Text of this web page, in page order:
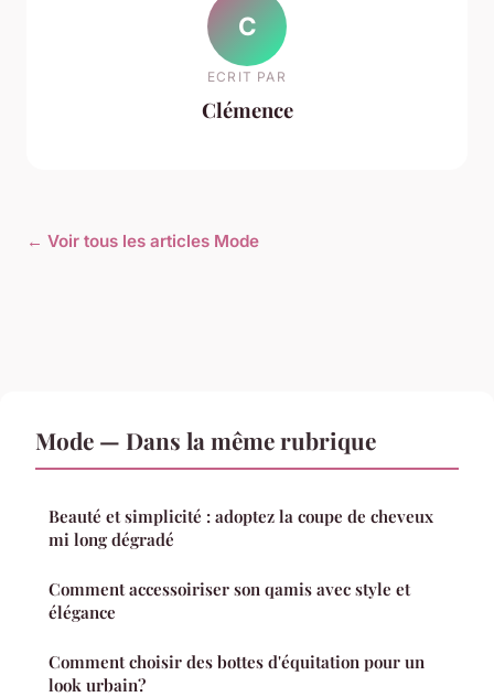
C
ECRIT PAR
Clémence
← Voir tous les articles Mode
Mode — Dans la même rubrique
Beauté et simplicité : adoptez la coupe de cheveux
mi long dégradé
Comment accessoiriser son qamis avec style et
élégance
Comment choisir des bottes d'équitation pour un
look urbain?